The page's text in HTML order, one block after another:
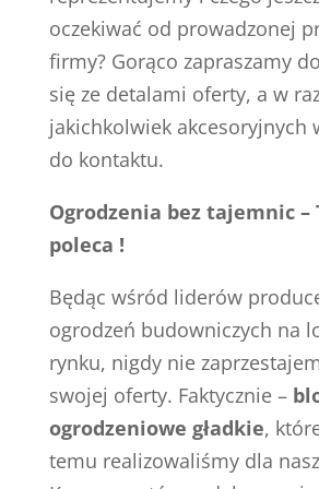
oczekiwać od prowadzonej
firmy? Gorąco zapraszamy
się ze detalami oferty, a w
jakichkolwiek akcesoryjnych
do kontaktu.
Ogrodzenia bez tajemnic –
poleca !
Będąc wśród liderów
ogrodzeń budowniczych na
rynku, nigdy nie
swojej oferty. Faktycznie –
ogrodzeniowe gładkie,
temu realizowaliśmy dla